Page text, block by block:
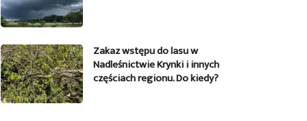
Zakaz wstępu do lasu w
Nadleśnictwie Krynki i innych
częściach regionu. Do kiedy?